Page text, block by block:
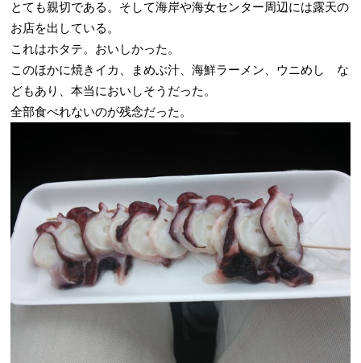
とても親切である。そして海岸や海女センター周辺には露天の
お店を出している。
これはホタテ。おいしかった。
このほかに焼きイカ、まめぶ汁、海鮮ラーメン、ウニめし な
どもあり、本当においしそうだった。
全部食べれないのが残念だった。